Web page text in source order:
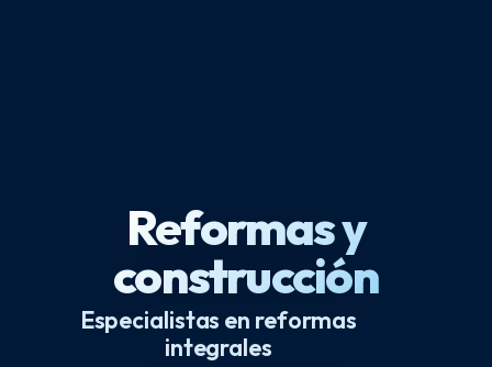
Reformas y
construcción
Especialistas en reformas
integrales